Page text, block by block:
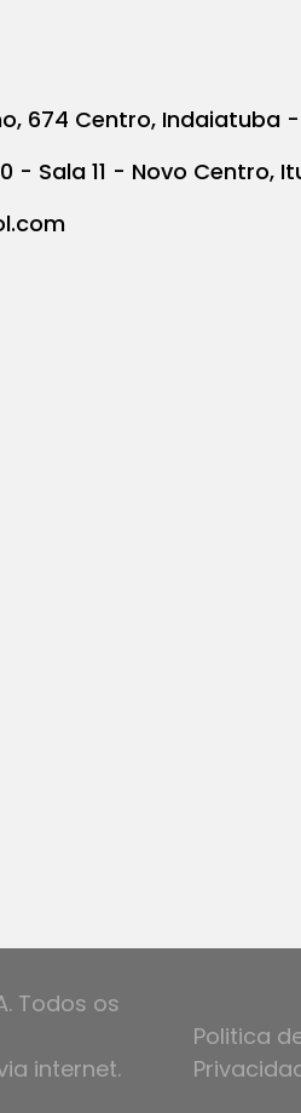
674 Centro, Indaiatuba -
- Sala 11 - Novo Centro,
Todos os
internet.
Politica